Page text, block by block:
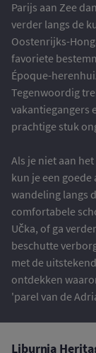
Parijs aan Zee
verder langs de
Oostenrijks-
favoriete
Époque-
Tegenwoordig
vakantiegangers
prachtige stuk
Als je niet aan
kun je een
wandeling langs
comfortabele
Učka, of ga
beschutte
met de
ontdekken
'parel van de
Liburnia